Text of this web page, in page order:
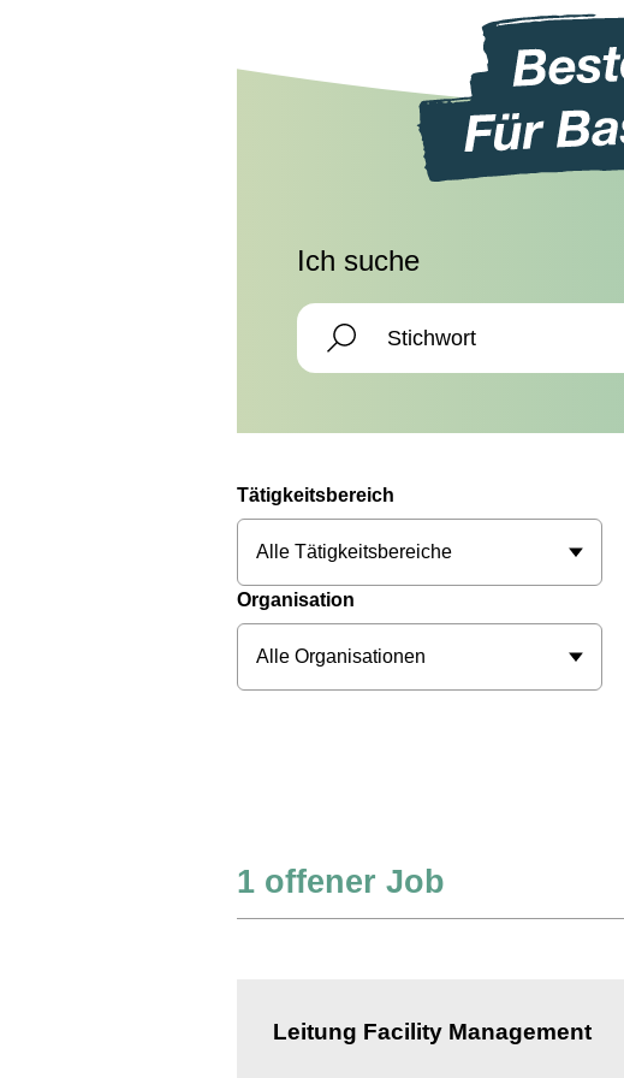
Ich suche
Tätigkeitsbereich
Alle Tätigkeitsbereiche
Organisation
Alle Organisationen
1 offener Job
Leitung Facility Management